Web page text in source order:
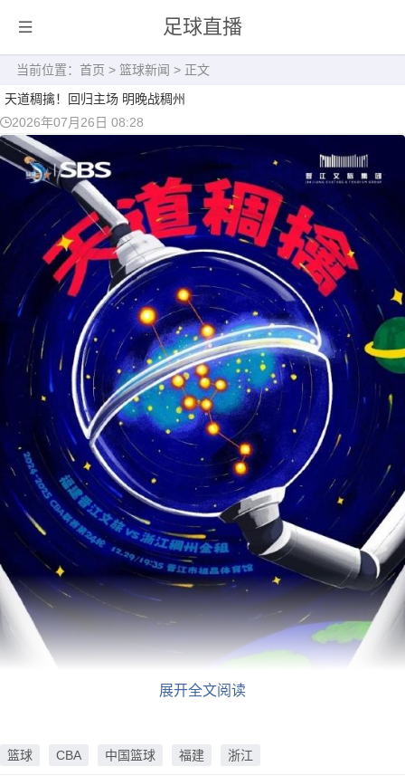
足球直播
当前位置： 首页 > 篮球新闻 > 正文
天道稠擒！回归主场 明晚战稠州
2026年07月26日 08:28
展开全文阅读
篮球 CBA 中国篮球 福建 浙江